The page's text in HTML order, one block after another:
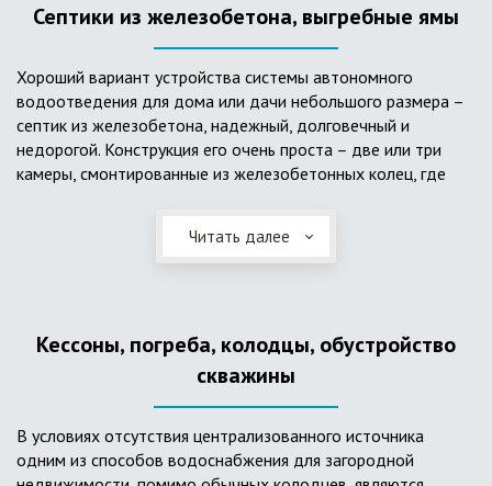
Септики из железобетона, выгребные ямы
Хороший вариант устройства системы автономного
водоотведения для дома или дачи небольшого размера –
септик из железобетона, надежный, долговечный и
недорогой. Конструкция его очень проста – две или три
камеры, смонтированные из железобетонных колец, где
слой дренажа, устроенный из щебня и песка. Для септика
требуется только очищение через определенное время
большую прочность по сравнению с пластиковыми
Читать далее
Кессоны, погреба, колодцы, обустройство
скважины
В условиях отсутствия централизованного источника
одним из способов водоснабжения для загородной